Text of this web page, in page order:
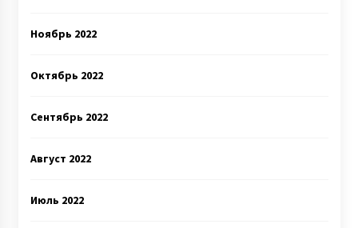
Ноябрь 2022
Октябрь 2022
Сентябрь 2022
Август 2022
Июль 2022